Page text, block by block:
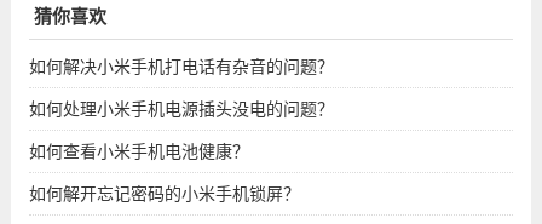
猜你喜欢
如何解决小米手机打电话有杂音的问题？
如何处理小米手机电源插头没电的问题？
如何查看小米手机电池健康？
如何解开忘记密码的小米手机锁屏？